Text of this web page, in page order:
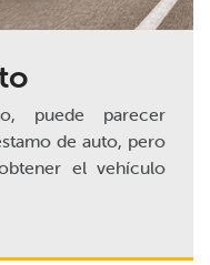
puede parecer
de auto, pero
el vehículo